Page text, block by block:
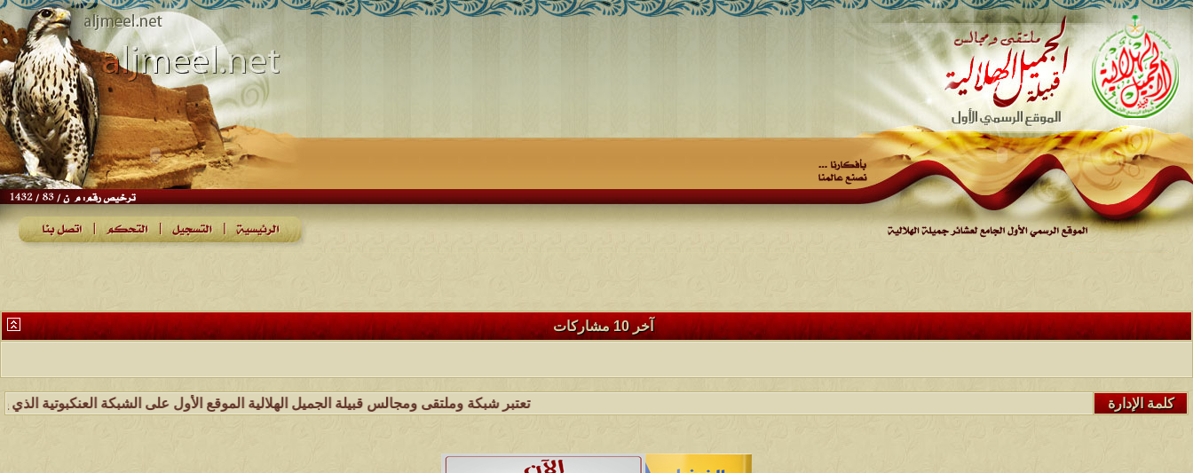
آخر 10 مشاركات
تعتبر شبكة وملتقى ومجالس قبيلة الجميل الهلالية الموقع الأول على الشبكة العنكبوتية الذي يهتم بكل كلمة الإدارة